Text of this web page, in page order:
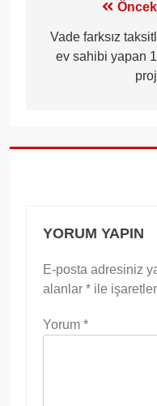
gezinmesi
Vade farksız
ev sahibi yapan
YORUM YAPIN
E-posta adresiniz
alanlar * ile
Yorum *